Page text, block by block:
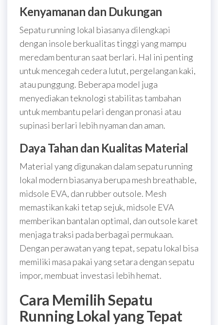
Kenyamanan dan Dukungan
Sepatu running lokal biasanya dilengkapi
dengan insole berkualitas tinggi yang mampu
meredam benturan saat berlari. Hal ini penting
untuk mencegah cedera lutut, pergelangan kaki,
atau punggung. Beberapa model juga
menyediakan teknologi stabilitas tambahan
untuk membantu pelari dengan pronasi atau
supinasi berlari lebih nyaman dan aman.
Daya Tahan dan Kualitas Material
Material yang digunakan dalam sepatu running
lokal modern biasanya berupa mesh breathable,
midsole EVA, dan rubber outsole. Mesh
memastikan kaki tetap sejuk, midsole EVA
memberikan bantalan optimal, dan outsole karet
menjaga traksi pada berbagai permukaan.
Dengan perawatan yang tepat, sepatu lokal bisa
memiliki masa pakai yang setara dengan sepatu
impor, membuat investasi lebih hemat.
Cara Memilih Sepatu
Running Lokal yang Tepat